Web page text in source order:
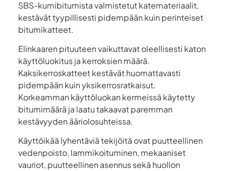
SBS-kumibitumista valmistetut katemateriaalit,
kestävät tyypillisesti pidempään kuin perinteiset
bitumikatteet.
Elinkaaren pituuteen vaikuttavat oleellisesti katon
käyttöluokitus ja kerroksien määrä.
Kaksikerroskatteet kestävät huomattavasti
pidempään kuin yksikerrosratkaisut.
Korkeamman käyttöluokan kermeissä käytetty
bitumimäärä ja laatu takaavat paremman
kestävyyden ääriolosuhteissa.
Käyttöikää lyhentäviä tekijöitä ovat puutteellinen
vedenpoisto, lammikoituminen, mekaaniset
vauriot, puutteellinen asennus sekä huollon